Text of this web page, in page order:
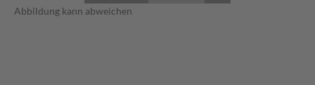
Abbildung kann abweichen